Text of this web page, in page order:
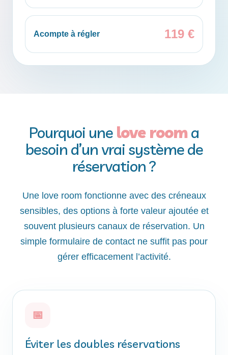
Acompte à régler 119 €
Pourquoi une love rooma
besoin d’un vrai système de
réservation ?
Une love room fonctionne avec des créneaux
sensibles, des options à forte valeur ajoutée et
souvent plusieurs canaux de réservation. Un
simple formulaire de contact ne suffit pas pour
gérer efficacement l’activité.
📅
Éviter les doubles réservations